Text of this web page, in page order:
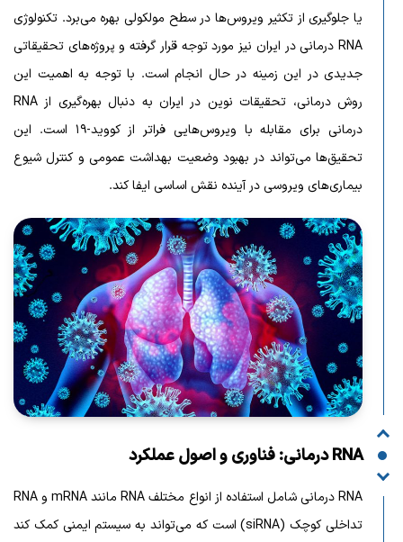
یا جلوگیری از تکثیر ویروس‌ها در سطح مولکولی بهره می‌برد. تکنولوژی
RNA درمانی در ایران نیز مورد توجه قرار گرفته و پروژه‌های تحقیقاتی
جدیدی در این زمینه در حال انجام است. با توجه به اهمیت این
روش درمانی، تحقیقات نوین در ایران به دنبال بهره‌گیری از RNA
درمانی برای مقابله با ویروس‌هایی فراتر از کووید-۱۹ است. این
تحقیق‌ها می‌تواند در بهبود وضعیت بهداشت عمومی و کنترل شیوع
بیماری‌های ویروسی در آینده نقش اساسی ایفا کند.
RNA درمانی: فناوری و اصول عملکرد
RNA درمانی شامل استفاده از انواع مختلف RNA مانند mRNA و RNA
تداخلی کوچک (siRNA) است که می‌تواند به سیستم ایمنی کمک کند